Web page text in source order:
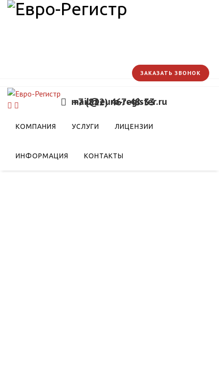
+7 (812) 467-48-33
mail@euro-register.ru
ЗАКАЗАТЬ ЗВОНОК
КОМПАНИЯ УСЛУГИ ЛИЦЕНЗИИ
ИНФОРМАЦИЯ КОНТАКТЫ
аппаратов,
топливе